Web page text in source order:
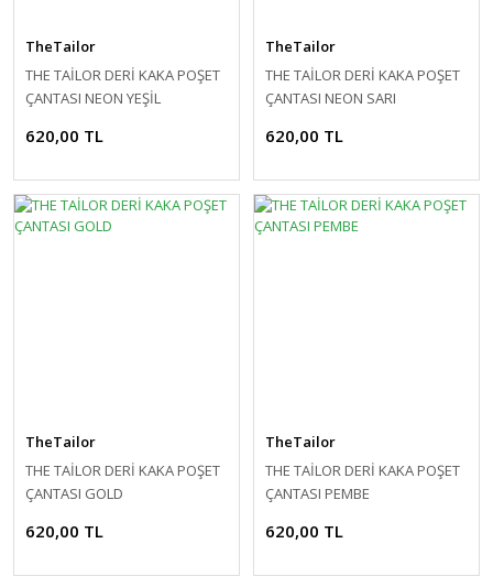
TheTailor
THE TAİLOR DERİ KAKA POŞET
ÇANTASI NEON YEŞİL
620,00 TL
TheTailor
THE TAİLOR DERİ KAKA POŞET
ÇANTASI NEON SARI
620,00 TL
TheTailor
THE TAİLOR DERİ KAKA POŞET
ÇANTASI GOLD
620,00 TL
TheTailor
THE TAİLOR DERİ KAKA POŞET
ÇANTASI PEMBE
620,00 TL